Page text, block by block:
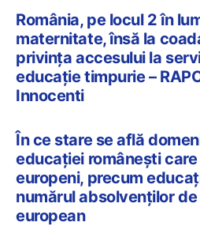
România, pe locul 2 în
maternitate, însă la
privința accesului la
educație timpurie –
Innocenti
În ce stare se află
educației românești
europeni, precum
numărul absolvenților
european